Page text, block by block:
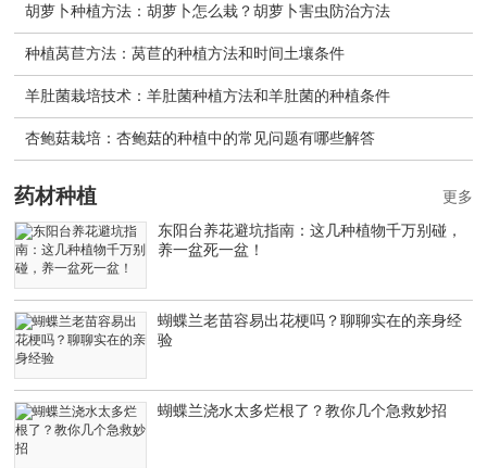
胡萝卜种植方法：胡萝卜怎么栽？胡萝卜害虫防治方法
种植莴苣方法：莴苣的种植方法和时间土壤条件
羊肚菌栽培技术：羊肚菌种植方法和羊肚菌的种植条件
杏鲍菇栽培：杏鲍菇的种植中的常见问题有哪些解答
药材种植
东阳台养花避坑指南：这几种植物千万别碰，
养一盆死一盆！
蝴蝶兰老苗容易出花梗吗？聊聊实在的亲身经
验
蝴蝶兰浇水太多烂根了？教你几个急救妙招
更多